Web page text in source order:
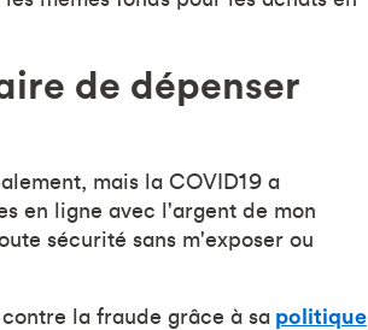
de dépenser
mais la COVID19 a
en ligne avec l'argent de mon
sécurité sans m'exposer ou
la fraude grâce à sa politique